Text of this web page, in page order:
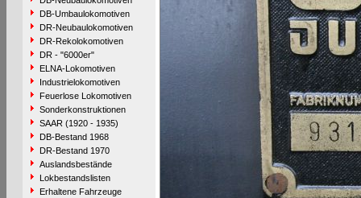
DB-Umbaulokomotiven
DR-Neubaulokomotiven
DR-Rekolokomotiven
DR - "6000er"
ELNA-Lokomotiven
Industrielokomotiven
Feuerlose Lokomotiven
Sonderkonstruktionen
SAAR (1920 - 1935)
DB-Bestand 1968
DR-Bestand 1970
Auslandsbestände
Lokbestandslisten
Erhaltene Fahrzeuge